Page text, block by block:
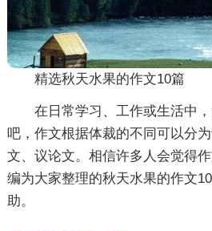
精选秋天水果的作文10篇
在日常学习、工作或生活中
吧，作文根据体裁的不同可以分
文、议论文。相信许多人会觉得
编为大家整理的秋天水果的作文
助。